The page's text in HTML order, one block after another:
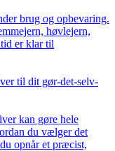
brug og opbevaring.
høvlejern,
er klar til
til dit gør-det-selv-
kan gøre hele
du vælger det
opnår et præcist,